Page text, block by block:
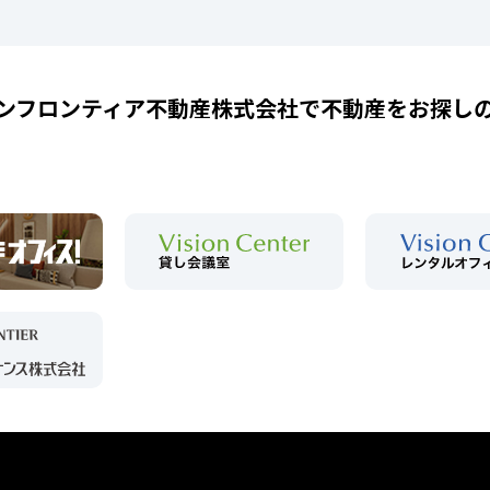
フロンティア不動産株式会社で不動産をお探し